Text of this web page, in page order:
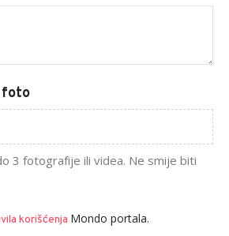
foto
3 fotografije ili videa. Ne smije biti
korišćenja Mondo portala.